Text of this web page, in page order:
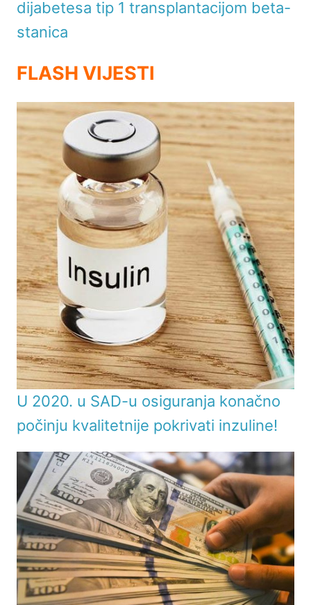
dijabetesa tip 1 transplantacijom beta-
stanica
FLASH VIJESTI
U 2020. u SAD-u osiguranja konačno
počinju kvalitetnije pokrivati inzuline!